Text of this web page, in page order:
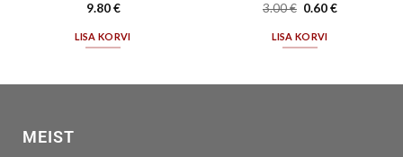
9.80€
LISA KORVI
3.00€ 0.60€
LISA KORVI
MEIST